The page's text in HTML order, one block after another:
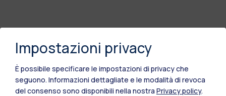
Impostazioni privacy
È possibile specificare le impostazioni di privacy che
seguono. Informazioni dettagliate e le modalità di revoca
del consenso sono disponibili nella nostra Privacy policy.